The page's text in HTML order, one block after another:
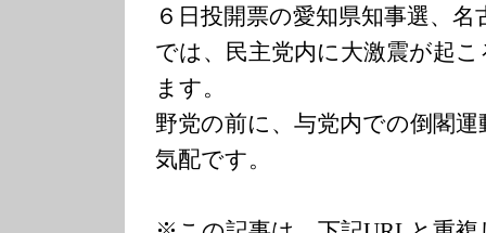
６日投開票の愛知県知事選、
では、民主党内に大激震が起
ます。
野党の前に、与党内での倒閣
気配です。